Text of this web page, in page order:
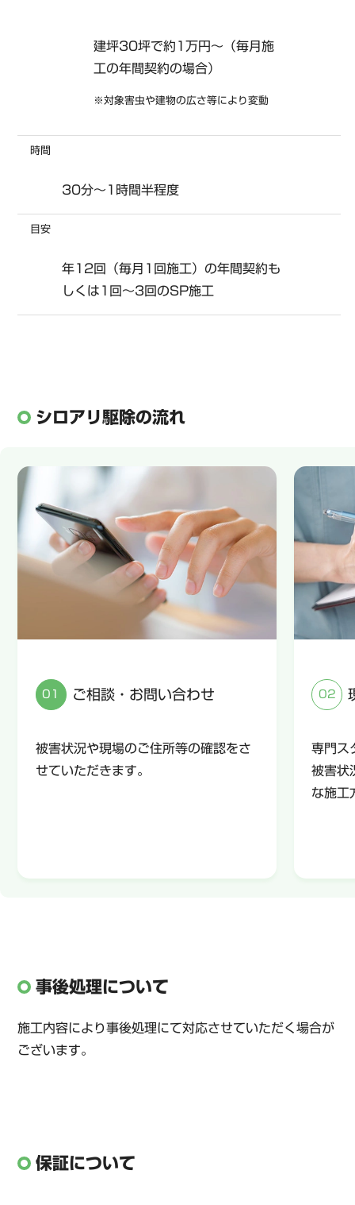
建坪30坪で約1万円～（毎月施
工の年間契約の場合）
※対象害虫や建物の広さ等により変動
時間
30分～1時間半程度
目安
年12回（毎月1回施工）の年間契約も
しくは1回～3回のSP施工
シロアリ駆除の流れ
ご相談・お問い合わせ
被害状況や現場のご住所等の確認をさ
せていただきます。
専門ス
被害状
な施工
事後処理について
施工内容により事後処理にて対応させていただく場合が
ございます。
保証について